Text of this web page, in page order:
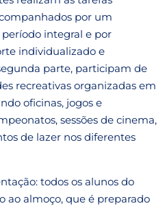
por um
período integral e por
individualizado e
parte, participam de
recreativas organizadas em
oficinas, jogos e
sessões de cinema,
de lazer nos diferentes
todos os alunos do
ao almoço, que é preparado